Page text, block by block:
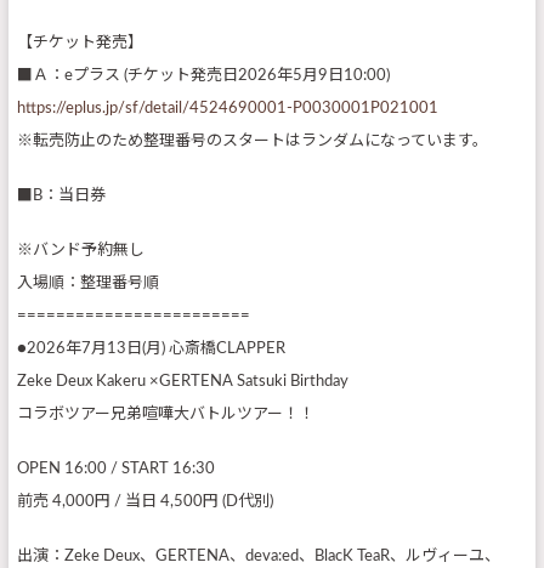
【チケット発売】
■Ａ：eプラス (チケット発売日2026年5月9日10:00)
https://eplus.jp/sf/detail/4524690001-P0030001P021001
※転売防止のため整理番号のスタートはランダムになっています。
■B：当日券
※バンド予約無し
入場順：整理番号順
========================
●2026年7月13日(月) 心斎橋CLAPPER
Zeke Deux Kakeru ×GERTENA Satsuki Birthday
コラボツアー兄弟喧嘩大バトルツアー！！
OPEN 16:00 / START 16:30
前売 4,000円 / 当日 4,500円 (D代別)
出演：Zeke Deux、GERTENA、deva:ed、BlacK TeaR、ルヴィーユ、